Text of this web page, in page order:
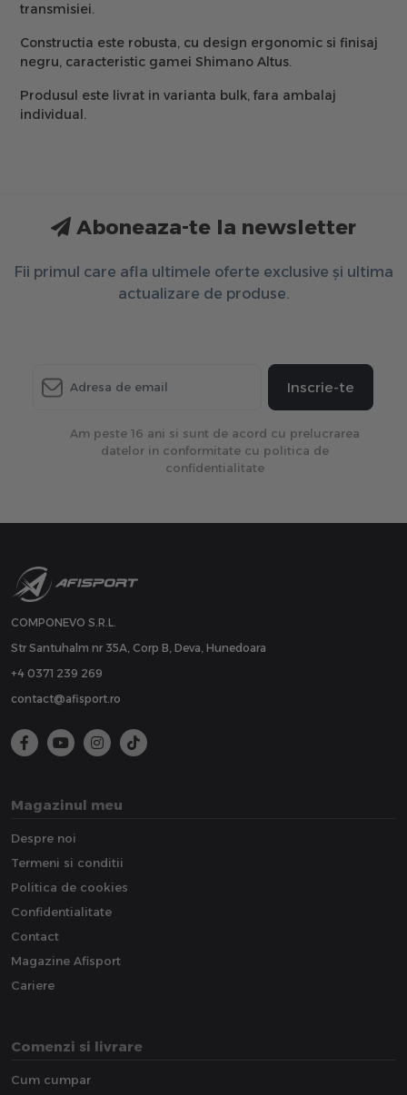
transmisiei.
Constructia este robusta, cu design ergonomic si finisaj
negru, caracteristic gamei Shimano Altus.
Produsul este livrat in varianta bulk, fara ambalaj
individual.
Aboneaza-te la newsletter
Fii primul care afla ultimele oferte exclusive și ultima
actualizare de produse.
Inscrie-te
Am peste 16 ani si sunt de acord cu prelucrarea
datelor in conformitate cu politica de
confidentialitate
COMPONEVO S.R.L.
Str Santuhalm nr 35A, Corp B, Deva, Hunedoara
+4 0371 239 269
contact@afisport.ro
Magazinul meu
Despre noi
Termeni si conditii
Politica de cookies
Confidentialitate
Contact
Magazine Afisport
Cariere
Comenzi si livrare
Cum cumpar